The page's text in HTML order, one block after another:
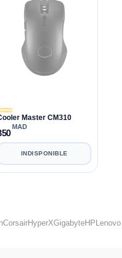
Master CM310
MAD
INDISPONIBLE
CorsairHyperXGigabyteHP Lenovo